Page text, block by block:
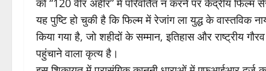
यह पुष्टि हो चुकी है कि फिल्म में रेजांग ला युद्ध के वास्तविक
किया गया है, जो शहीदों के सम्मान, इतिहास और राष्ट्रीय
पहुंचाने वाला कृत्य है।